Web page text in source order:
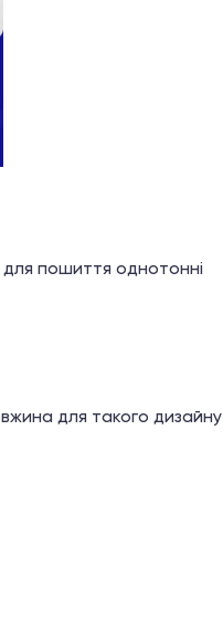
пошиття однотонні
для такого дизайну